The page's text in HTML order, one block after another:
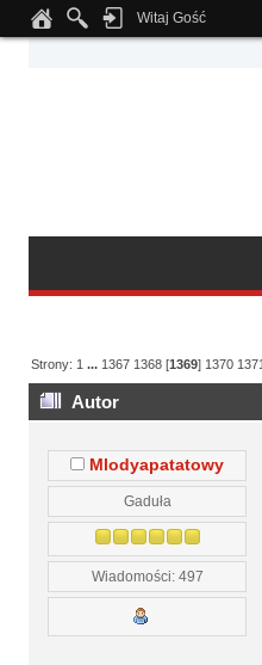
Notice: Undefined index:
Witaj Gość
Strony: 1 ... 1367 1368 [1369] 1370 1371
Autor
Mlodyapatatowy
Gaduła
Wiadomości: 497